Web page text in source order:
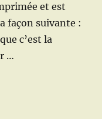
et est
façon suivante :
c’est la
…